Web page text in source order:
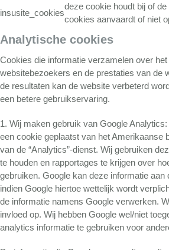
insusite_cookies
deze cookie houdt bij of
cookies aanvaardt of niet
Analytische cookies
Cookies die informatie verzamelen over
websitebezoekers en de prestaties van de
de resultaten kan de website verbeterd
een betere gebruikservaring.
1. Wij maken gebruik van Google
een cookie geplaatst van het Amerikaanse
van de “Analytics”-dienst. Wij gebruiken
te houden en rapportages te krijgen over
gebruiken. Google kan deze informatie aan
indien Google hiertoe wettelijk wordt
de informatie namens Google verwerken.
invloed op. Wij hebben Google wel/niet
analytics informatie te gebruiken voor